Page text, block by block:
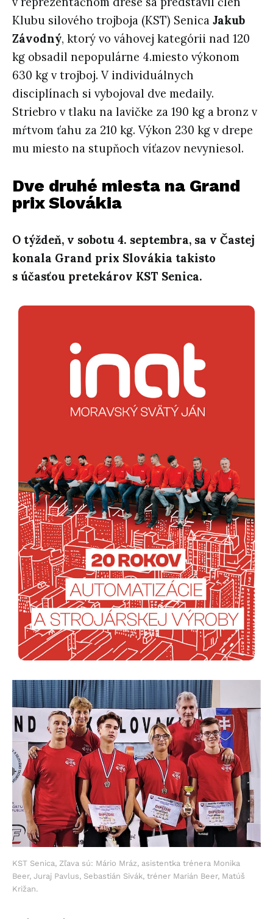
Klubu silového trojboja (KST) Senica Jakub
Závodný, ktorý vo váhovej kategórii nad 120
kg obsadil nepopulárne 4.miesto výkonom
630 kg v trojboj. V individuálnych
disciplínach si vybojoval dve medaily.
Striebro v tlaku na lavičke za 190 kg a bronz v
mŕtvom ťahu za 210 kg. Výkon 230 kg v drepe
mu miesto na stupňoch víťazov nevyniesol.
Dve druhé miesta na Grand
prix Slovákia
O týždeň, v sobotu 4. septembra, sa v Častej
konala Grand prix Slovákia takisto
s účasťou pretekárov KST Senica.
KST Senica, Zľava sú: Mário Mráz, asistentka trénera Monika
Beer, Juraj Pavlus, Sebastián Sivák, tréner Marián Beer, Matúš
Križan.